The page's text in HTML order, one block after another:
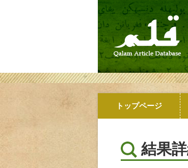
トップページ
結果